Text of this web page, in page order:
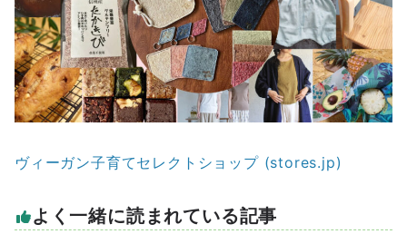
ヴィーガン子育てセレクトショップ (stores.jp)
よく一緒に読まれている記事